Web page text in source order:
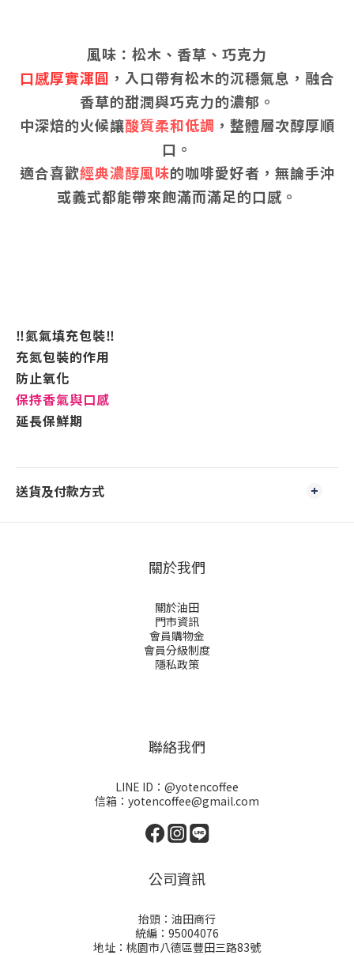
風味：松木、香草、巧克力
口感厚實渾圓 ，入口帶有松木的沉穩氣息，融合
香草的甜潤與巧克力的濃郁。
中深焙的火候讓酸質柔和低調 ，整體層次醇厚順
口。
適合喜歡經典濃醇風味的咖啡愛好者，無論手沖
或義式都能帶來飽滿而滿足的口感。
‼️氮氣填充包裝‼️
充氮包裝的作用
防止氧化
保持香氣與口感
延長保鮮期
送貨及付款方式
關於我們
關於油田
門市資訊
會員購物金
會員分級制度
隱私政策
聯絡我們
LINE ID：@yotencoffee
信箱：yotencoffee@gmail.com
公司資訊
抬頭：油田商行
統編：95004076
地址：桃園市八德區豐田三路83號